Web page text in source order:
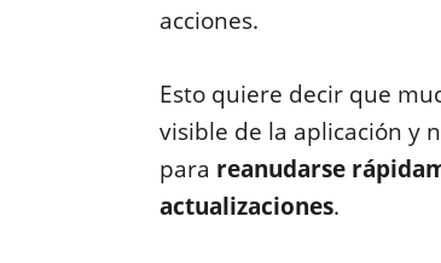
acciones.
Esto quiere decir que
visible de la aplicación y
para reanudarse
actualizaciones.